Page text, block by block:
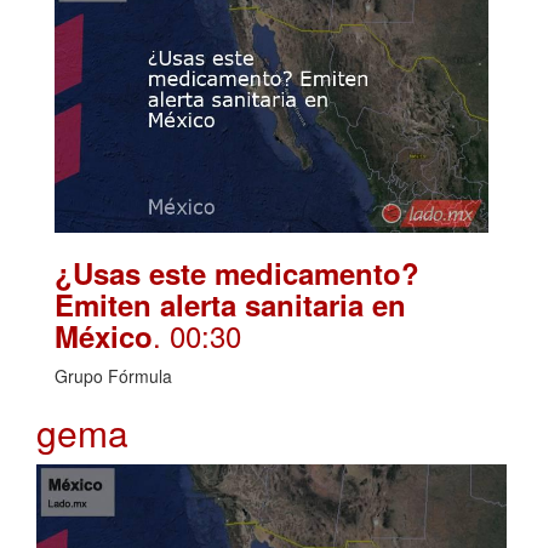
¿Usas este medicamento?
Emiten alerta sanitaria en
México. 00:30
Grupo Fórmula
gema